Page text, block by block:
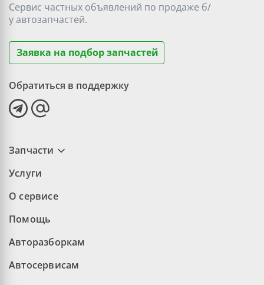
Сервис частных объявлений по продаже б/
уавтозапчастей.
Заявка на подбор запчастей
Обратиться в поддержку
Запчасти
Услуги
О сервисе
Помощь
Авторазборкам
Автосервисам